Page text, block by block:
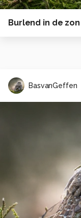
Burlend in de zon
BasvanGeffen